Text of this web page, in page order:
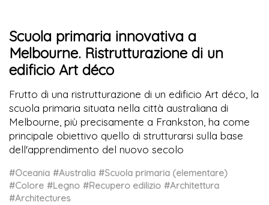
Scuola primaria innovativa a
Melbourne. Ristrutturazione di un
edificio Art déco
Frutto di una ristrutturazione di un edificio Art déco, la
scuola primaria situata nella città australiana di
Melbourne, più precisamente a Frankston, ha come
principale obiettivo quello di strutturarsi sulla base
dell'apprendimento del nuovo secolo
#Oceania #Australia #Scuola primaria (elementare)
#Colore #Legno #Recupero edilizio #Architettura
#Architectures